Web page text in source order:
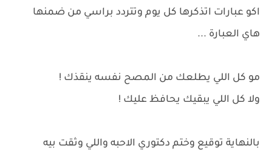
اكو عبارات اتذكرها كل يوم وتتردد براسي من ضمنها
هاي العبارة ...
مو كل اللي يطلعك من المصح نفسه ينقذك !
ولا كل اللي يبقيك يحافظ عليك !
بالنهاية توقيع وختم دكتوري الاحبه واللي وثقت بيه